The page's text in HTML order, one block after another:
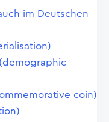
im Deutschen
coin)